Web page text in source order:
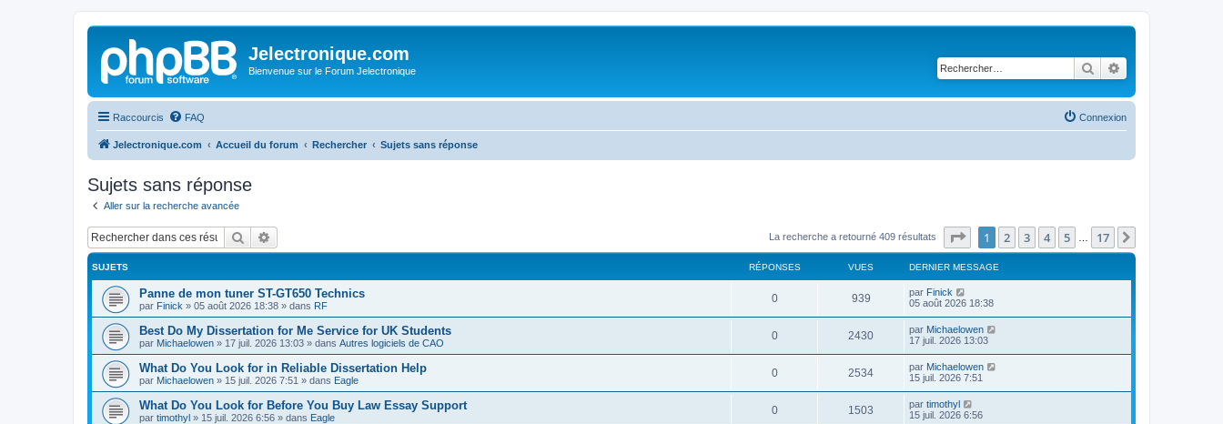
Jelectronique.com
Bienvenue sur le Forum Jelectronique Rechercher
Raccourcis FAQ Connexion
Jelectronique.com Accueil du forum Rechercher Sujets sans réponse
Sujets sans réponse
Aller sur la recherche avancée
Rechercher La recherche a retourné 409 résultats Page sur17
1 2 3 4 5 17
SUJETS RÉPONSES VUES DERNIER MESSAGE
Panne de mon tuner ST-GT650 Technics
par Finick » 05 août 2026 18:38 » dans RF
0 939 par Finick
05 août 2026 18:38
Best Do My Dissertation for Me Service for UK Students
par Michaelowen » 17 juil. 2026 13:03 » dans Autres logiciels de CAO
0 2430 par Michaelowen
17 juil. 2026 13:03
What Do You Look for in Reliable Dissertation Help
par Michaelowen » 15 juil. 2026 7:51 » dans Eagle
0 2534 par Michaelowen
15 juil. 2026 7:51
What Do You Look for Before You Buy Law Essay Support
par timothyl » 15 juil. 2026 6:56 » dans Eagle
0 1503 par timothyl
15 juil. 2026 6:56